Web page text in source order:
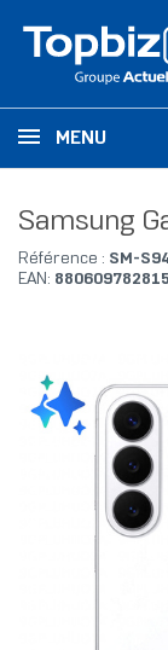
MENU
Samsung
Référence : SM-
EAN: